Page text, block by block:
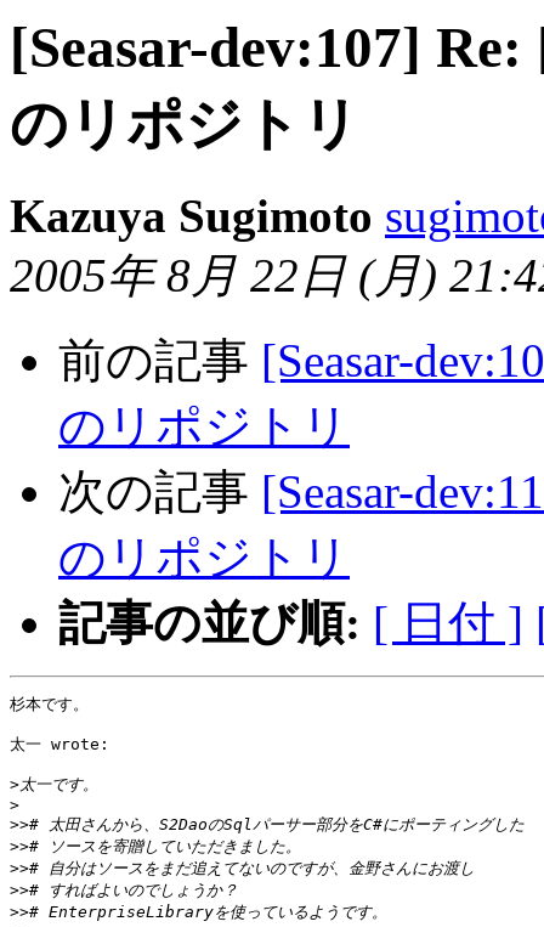
[Seasar-dev:107]
のリポジトリ
Kazuya Sugimoto
2005年 8月 22日 (月)
前の記事 [Seasar-
のリポジトリ
次の記事 [Seasar-
のリポジトリ
記事の並び順: [ 日付 ]
杉本です。
太一 wrote:
>
>
>>
>>
>>
>>
>>